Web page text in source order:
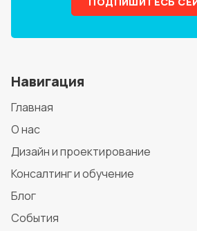
Навигация
Главная
О нас
Дизайн и проектирование
Консалтинг и обучение
Блог
События